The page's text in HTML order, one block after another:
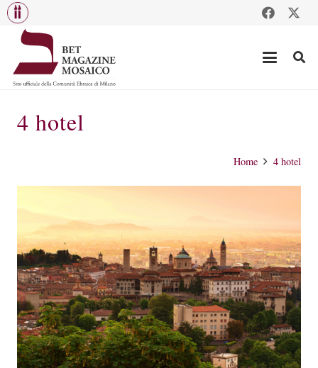
4 hotel
Home 4 hotel